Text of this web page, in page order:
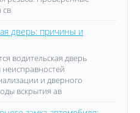
св
дверь: причины и
водительская дверь
и дверного
вскрытия ав